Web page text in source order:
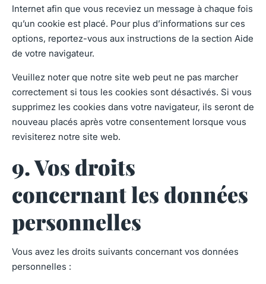
Internet afin que vous receviez un message à chaque fois
qu’un cookie est placé. Pour plus d’informations sur ces
options, reportez-vous aux instructions de la section Aide
de votre navigateur.
Veuillez noter que notre site web peut ne pas marcher
correctement si tous les cookies sont désactivés. Si vous
supprimez les cookies dans votre navigateur, ils seront de
nouveau placés après votre consentement lorsque vous
revisiterez notre site web.
9. Vos droits
concernant les données
personnelles
Vous avez les droits suivants concernant vos données
personnelles :